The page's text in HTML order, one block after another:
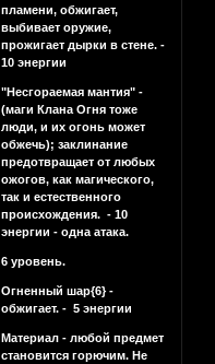
пламени, обжигает,
выбивает оружие,
прожигает дырки в стене. -
10 энергии
"Несгораемая мантия" -
(маги Клана Огня тоже
люди, и их огонь может
обжечь); заклинание
предотвращает от любых
ожогов, как магического,
так и естественного
происхождения. - 10
энергии - одна атака.
6 уровень.
Огненный шар{6} -
обжигает. - 5 энергии
Материал - любой предмет
становится горючим. Не